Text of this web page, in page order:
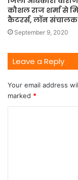
कौशल राज शर्मा से
कैटरर्स, लॉन संचालक
September 9, 2020
Leave a Reply
Your email address
marked *